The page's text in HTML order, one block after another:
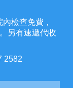
檢查免費，
另有速遞代收
2582